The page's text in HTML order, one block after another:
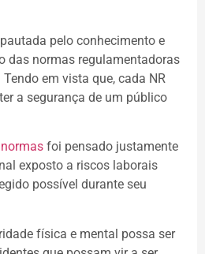
pelo conhecimento e
das normas regulamentadoras
em vista que, cada NR
a segurança de um público
foi pensado justamente
exposto a riscos laborais
possível durante seu
física e mental possa ser